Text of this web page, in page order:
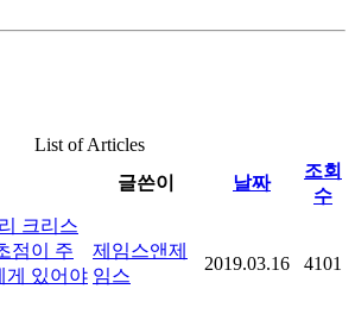
List of Articles
글쓴이 날짜
조회
수
크리스
점이 주
게 있어야
제임스앤제
임스
2019.03.16 4101